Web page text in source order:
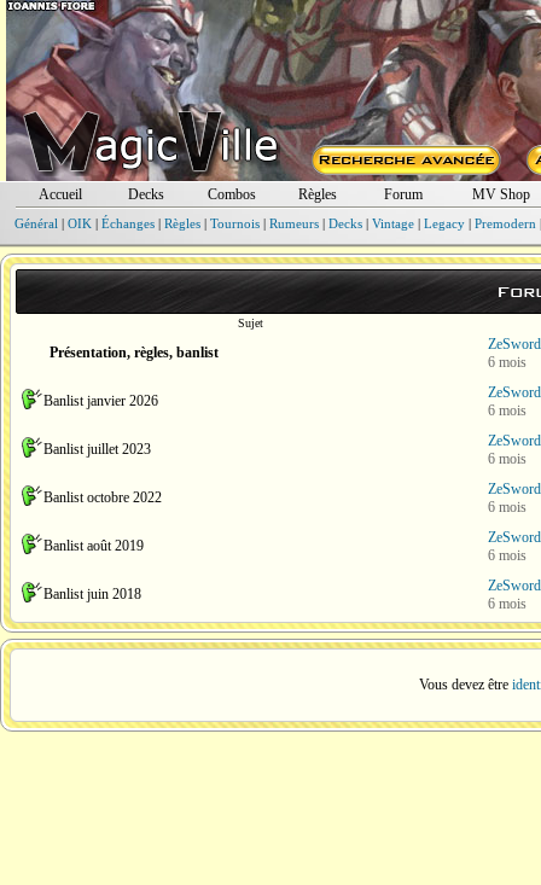
Accueil Decks Combos Règles Forum MV Shop
Général | OIK | Échanges| Règles| Tournois| Rumeurs| Decks| Vintage| Legacy| Premodern
Sujet
Présentation, règles, banlist
ZeSword
6 mois
Banlist janvier 2026
ZeSword
6 mois
Banlist juillet 2023
ZeSword
6 mois
Banlist octobre 2022
ZeSword
6 mois
Banlist août 2019
ZeSword
6 mois
Banlist juin 2018
ZeSword
6 mois
Vous devez être